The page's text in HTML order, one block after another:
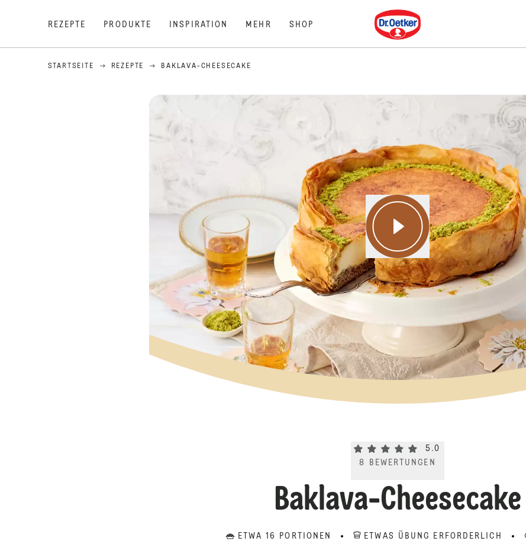
REZEPTE PRODUKTE INSPIRATION MEHR SHOP
Dr. Oetker
STARTSEITE REZEPTE BAKLAVA-CHEESECAKE
Current rating 5.0. Click to rate.
5.0
8
BEWERTUNGEN
Baklava-Cheesecake
ETWA 16 PORTIONEN ETWAS ÜBUNG ERFORDERLICH